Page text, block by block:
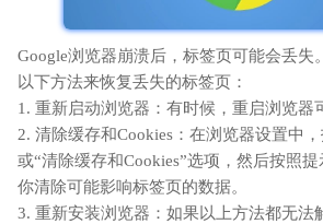
Google浏览器崩溃后，标签页可能会丢失
以下方法来恢复丢失的标签页：
1. 重新启动浏览器：有时候，重启浏览器
2. 清除缓存和Cookies：在浏览器设置中
或“清除缓存和Cookies”选项，然后按照
你清除可能影响标签页的数据。
3. 重新安装浏览器：如果以上方法都无法